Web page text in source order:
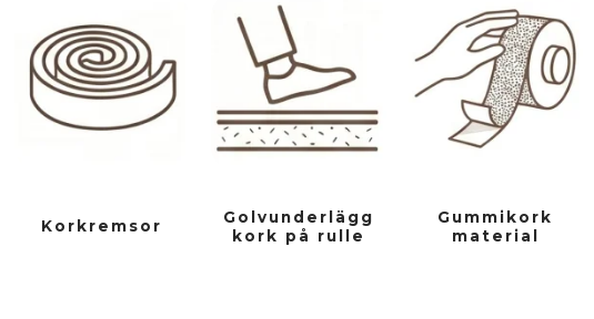
Korkremsor
Golvunderlägg
kork på rulle
Gummikork
material